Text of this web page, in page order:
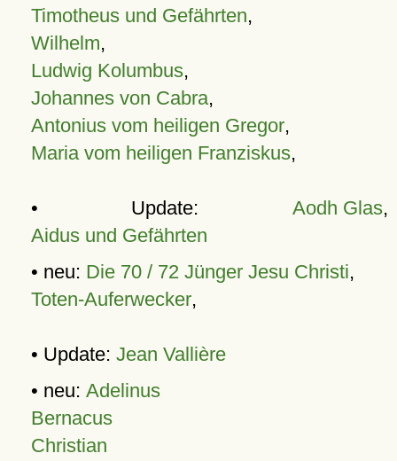
Timotheus und Gefährten,
Wilhelm,
Ludwig Kolumbus,
Johannes von Cabra,
Antonius vom heiligen Gregor,
Maria vom heiligen Franziskus,
• Update: Aodh Glas,
Aidus und Gefährten
• neu: Die 70 / 72 Jünger Jesu Christi,
Toten-Auferwecker,
• Update: Jean Vallière
• neu: Adelinus
Bernacus
Christian